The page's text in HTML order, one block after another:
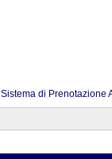
Sistema di Prenotazione